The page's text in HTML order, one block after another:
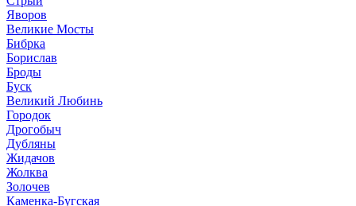
Яворов
Великие Мосты
Бибрка
Борислав
Броды
Буск
Великий Любинь
Городок
Дрогобыч
Дубляны
Жидачов
Жолква
Золочев
Каменка-Бугская